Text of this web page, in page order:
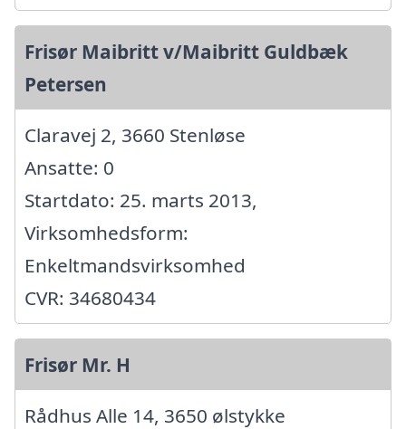
Frisør Maibritt v/Maibritt Guldbæk
Petersen
Claravej 2, 3660 Stenløse
Ansatte: 0
Startdato: 25. marts 2013,
Virksomhedsform:
Enkeltmandsvirksomhed
CVR: 34680434
Frisør Mr. H
Rådhus Alle 14, 3650 ølstykke